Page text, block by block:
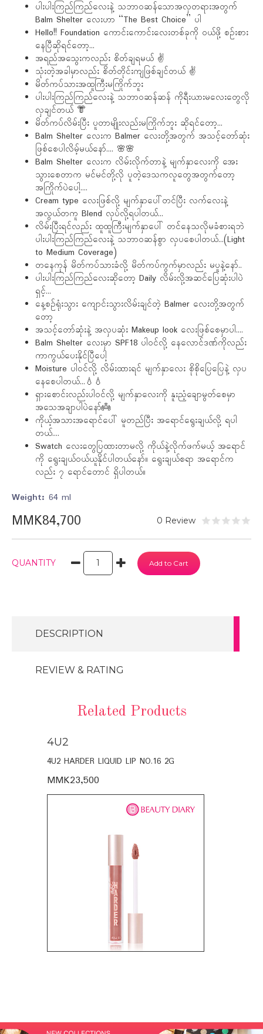
ပါးပါးကြည်ကြည်လေးနဲ့ သဘာဝဆန်သောအလှတရားအတွက်
Balm Shelter လေးဟာ “The Best Choice” ပါ
Hello!! Foundation ကောင်းကောင်းလေးတစ်ခုကို ဝယ်ဖို့ စဉ်းစား
နေပြီဆိုရင်တော့...
အရည်အသွေးကလည်း စိတ်ချရမယ် ✌️
သုံးတဲ့အခါမှာလည်း စိတ်တိုင်းကျဖြစ်ချင်တယ် ✌️
မိတ်ကပ်သားအထူကြီးမကြိုက်ဘူး
ပါးပါးကြည်ကြည်လေးနဲ့ သဘာဝဆန်ဆန် ကိုရီးယားမလေးတွေလို
လှချင်တယ် 👘
မိတ်ကပ်လိမ်းပြီး ပူတာမျိုးလည်းမကြိုက်ဘူး ဆိုရင်တော့...
Balm Shelter လေးက Balmer လေးတို့အတွက် အသင့်တော်ဆုံး
ဖြစ်စေပါလိမ့်မယ်နော်…. 🌸🌸
Balm Shelter လေးက လိမ်းလိုက်တာနဲ့ မျက်နှာလေးကို အေး
သွားစေတာက မင်မင်တို့လို ပူတဲ့ဒေသကလူတွေအတွက်တော့
အကြိုက်ပဲပေါ့….
Cream type လေးဖြစ်လို့ မျက်နှာပေါ်တင်ပြီး လက်လေးနဲ့
အလွယ်တကူ Blend လုပ်လို့ရပါတယ်...
လိမ်းပြီးရင်လည်း ထူထူကြီးမျက်နှာပေါ် တင်နေသလိုမခံစားရဘဲ
ပါးပါးကြည်ကြည်လေးနဲ့ သဘာဝဆန်စွာ လှပစေပါတယ်…(Light
to Medium Coverage)
တနေကုန် မိတ်ကပ်သားခံလို့ မိတ်ကပ်ကွက်မှာလည်း မပူနဲ့နော်..
ပါးပါးကြည်ကြည်လေးဆိုတော့ Daily လိမ်းလို့အဆင်ပြေဆုံးပါပဲ
ရှင့်...
နေ့စဉ်ရုံးသွား ကျောင်းသွားလိမ်းချင်တဲ့ Balmer လေးတို့အတွက်
တော့
အသင့်တော်ဆုံးနဲ့ အလှပဆုံး Makeup look လေးဖြစ်စေမှာပါ….
Balm Shelter လေးမှာ SPF18 ပါဝင်လို့ နေလောင်ဒဏ်ကိုလည်း
ကာကွယ်ပေးနိုင်ပြီပေါ့
Moisture ပါဝင်လို့ လိမ်းထားရင် မျက်နှာလေး စိုစိုပြေပြေနဲ့ လှပ
နေစေပါတယ်...💧💧
ရှားစောင်းလည်းပါဝင်လို့ မျက်နှာလေးကို နူးညံ့ချောမွတ်စေမှာ
အသေအချာပါပဲနော်👼
ကိုယ့်အသားအရောင်ပေါ် မူတည်ပြီး အရောင်ရွေးချယ်လို့ ရပါ
တယ်....
Swatch လေးတွေပြထားတာမလို့ ကိုယ်နဲ့လိုက်ဖက်မယ့် အရောင်
ကို ‌ရွေးချယ်ဝယ်ယူနိုင်ပါတယ်နော်။ ရွေးချယ်စရာ အရောင်က
လည်း ၇ ရောင်တောင် ရှိပါတယ်။
Weight: 64 ml
MMK84,700 0 Review
QUANTITY
DESCRIPTION
REVIEW & RATING
Related Products
4U2
4U2 HARDER LIQUID LIP NO.16 2G
MMK23,500